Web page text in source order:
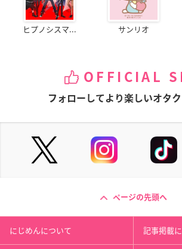
ヒプノシスマ... サンリオ
OFFICIAL
フォローしてより楽しいオタク
ページの先頭へ
にじめんについて 記事掲載